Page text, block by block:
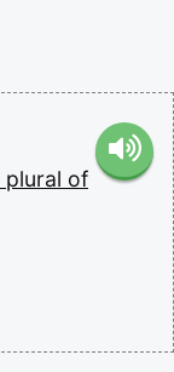
plural of